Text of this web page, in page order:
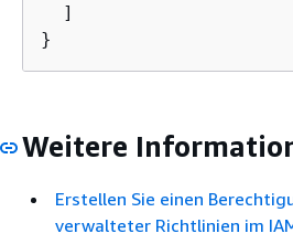
  ]
}
Weitere
Erstellen Sie einen
verwalteter Richtlinien im